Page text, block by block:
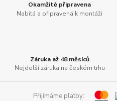
Okamžitě připravena
Nabitá a připravená k montáži
Záruka až 48 měsíců
Nejdelší záruka na českém trhu
Přijímáme platby: